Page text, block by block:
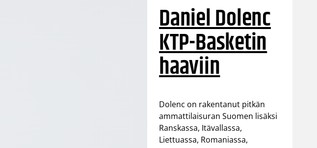
Daniel Dolenc
KTP-Basketin
haaviin
Dolenc on rakentanut pitkän
ammattilaisuran Suomen lisäksi
Ranskassa, Itävallassa,
Liettuassa, Romaniassa,